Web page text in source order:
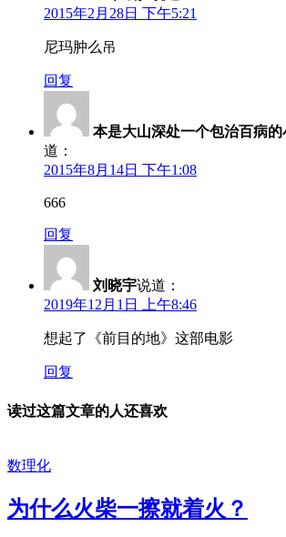
2015年2月28日 下午5:21
尼玛肿么吊
回复
本是大山深处一个包治百病
道：
2015年8月14日 下午1:08
666
回复
刘晓宇说道：
2019年12月1日 上午8:46
想起了《前目的地》这部电影
回复
读过这篇文章的人还喜欢
数理化
为什么火柴一擦就着火？